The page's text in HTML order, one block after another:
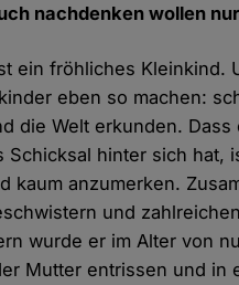
nachdenken wollen
ein fröhliches Kleinkind.
eben so machen:
die Welt erkunden. Dass
Schicksal hinter sich hat,
kaum anzumerken.
und
wurde er im Alter von
Mutter entrissen und in